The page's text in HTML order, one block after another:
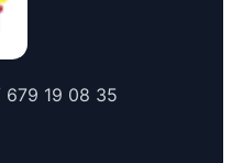
19 08 35